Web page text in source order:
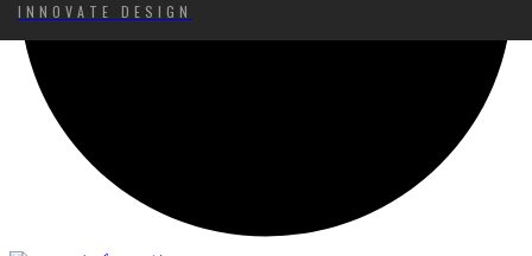
INNOVATE DESIGN